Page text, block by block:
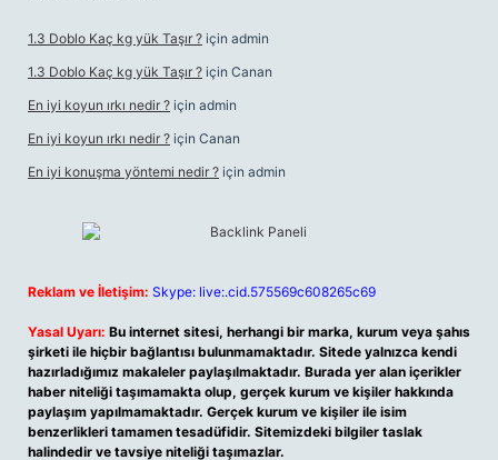
1.3 Doblo Kaç kg yük Taşır ? için admin
1.3 Doblo Kaç kg yük Taşır ? için Canan
En iyi koyun ırkı nedir ? için admin
En iyi koyun ırkı nedir ? için Canan
En iyi konuşma yöntemi nedir ? için admin
Reklam ve İletişim: Skype: live:.cid.575569c608265c69
Yasal Uyarı: Bu internet sitesi, herhangi bir marka, kurum veya şahıs
şirketi ile hiçbir bağlantısı bulunmamaktadır. Sitede yalnızca kendi
hazırladığımız makaleler paylaşılmaktadır. Burada yer alan içerikler
haber niteliği taşımamakta olup, gerçek kurum ve kişiler hakkında
paylaşım yapılmamaktadır. Gerçek kurum ve kişiler ile isim
benzerlikleri tamamen tesadüfidir. Sitemizdeki bilgiler taslak
halindedir ve tavsiye niteliği taşımazlar.